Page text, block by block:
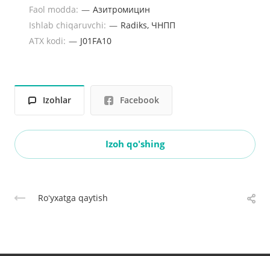
Faol modda: — Азитромицин
Ishlab chiqaruvchi: — Radiks, ЧНПП
ATX kodi: — J01FA10
Izohlar Facebook
Izoh qo'shing
Roʻyxatga qaytish